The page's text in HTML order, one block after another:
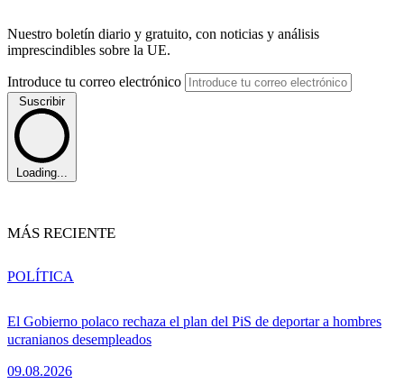
Nuestro boletín diario y gratuito, con noticias y análisis
imprescindibles sobre la UE.
Introduce tu correo electrónico
Suscribir
Loading...
MÁS RECIENTE
El Gobierno polaco rechaza el plan del PiS de deportar a hombres
ucranianos desempleados
09.08.2026
POLÍTICA